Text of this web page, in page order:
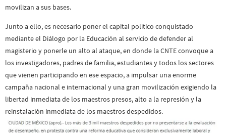
movilizan a sus bases.
Junto a ello, es necesario poner el capital político conquistado
mediante el Diálogo por la Educación al servicio de defender al
magisterio y ponerle un alto al ataque, en donde la CNTE convoque a
los investigadores, padres de familia, estudiantes y todos los sectores
que vienen participando en ese espacio, a impulsar una enorme
campaña nacional e internacional y una gran movilización exigiendo la
libertad inmediata de los maestros presos, alto a la represión y la
reinstalación inmediata de los maestros despedidos.